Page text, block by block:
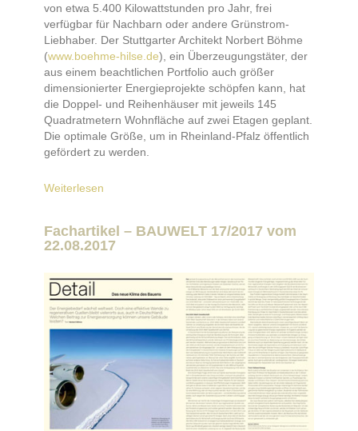
von etwa 5.400 Kilowattstunden pro Jahr, frei
verfügbar für Nachbarn oder andere Grünstrom-
Liebhaber. Der Stuttgarter Architekt Norbert Böhme
(www.boehme-hilse.de), ein Überzeugungstäter, der
aus einem beachtlichen Portfolio auch größer
dimensionierter Energieprojekte schöpfen kann, hat
die Doppel- und Reihenhäuser mit jeweils 145
Quadratmetern Wohnfläche auf zwei Etagen geplant.
Die optimale Größe, um in Rheinland-Pfalz öffentlich
gefördert zu werden.
Weiterlesen
Fachartikel – BAUWELT 17/2017 vom
22.08.2017